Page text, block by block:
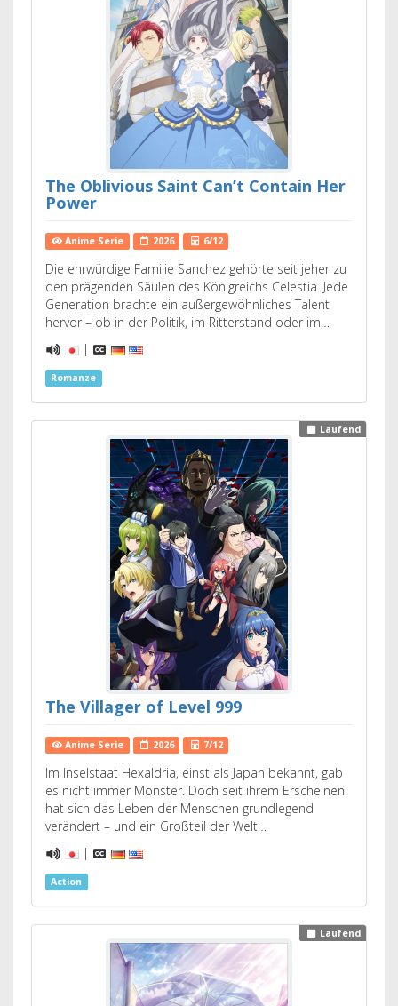
The Oblivious Saint Can’t Contain Her
Power
Anime Serie 2026 6/12
Die ehrwürdige Familie Sanchez gehörte seit jeher zu
den prägenden Säulen des Königreichs Celestia. Jede
Generation brachte ein außergewöhnliches Talent
hervor – ob in der Politik, im Ritterstand oder im…
|
Romanze
Laufend
The Villager of Level 999
Anime Serie 2026 7/12
Im Inselstaat Hexaldria, einst als Japan bekannt, gab
es nicht immer Monster. Doch seit ihrem Erscheinen
hat sich das Leben der Menschen grundlegend
verändert – und ein Großteil der Welt…
|
Action
Laufend